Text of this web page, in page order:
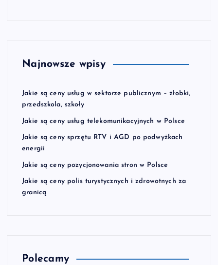
Najnowsze wpisy
Jakie są ceny usług w sektorze publicznym – żłobki,
przedszkola, szkoły
Jakie są ceny usług telekomunikacyjnych w Polsce
Jakie są ceny sprzętu RTV i AGD po podwyżkach
energii
Jakie są ceny pozycjonowania stron w Polsce
Jakie są ceny polis turystycznych i zdrowotnych za
granicą
Polecamy